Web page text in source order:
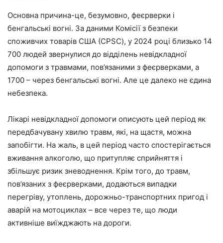
Основна причина-це, безумовно, феєрверки і
бенгальські вогні. За даними Комісії з безпеки
споживчих товарів США (CPSC), у 2024 році близько 14
700 людей звернулися до відділень невідкладної
допомоги з травмами, пов’язаними з феєрверками, а
1700 – через бенгальські вогні. Але це далеко не єдина
небезпека.
Лікарі невідкладної допомоги описують цей період як
передбачувану хвилю травм, які, на щастя, можна
запобігти. На жаль, в цей період часто спостерігається
вживання алкоголю, що притупляє сприйняття і
збільшує ризик зневоднення. Крім того, до травм,
пов’язаних з феєрверками, додаються випадки
перегріву, утоплень, дорожньо-транспортних пригод і
аварій на мотоциклах – все через те, що люди
активніше виїжджають на дороги.